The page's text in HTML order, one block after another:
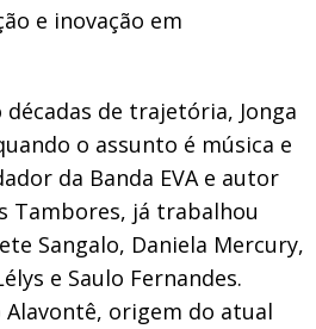
e inovação em
de trajetória, Jonga
o assunto é música e
da Banda EVA e autor
Tambores, já trabalhou
Sangalo, Daniela Mercury,
e Saulo Fernandes.
origem do atual